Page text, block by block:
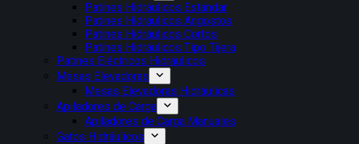
Patines Hidráulicos Estándar
Patines Hidráulicos Angostos
Patines Hidráulicos Cortos
Patines Hidráulicos Tipo Tijera
Patines Eléctricos Hidráulicos
Mesas Elevadoras
Mesas Elevadoras Hidráulicas
Apiladores de Carga
Apiladores de Carga Manuales
Gatos Hidráulicos